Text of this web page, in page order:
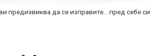
предизвиква да се изправите… пред себе си